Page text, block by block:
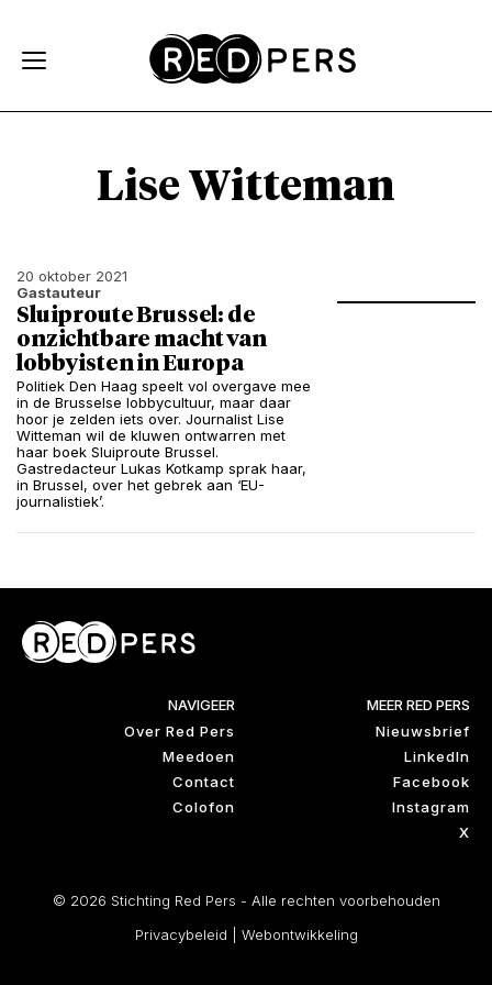
Lise Witteman
20 oktober 2021
Gastauteur
Sluiproute Brussel: de
onzichtbare macht van
lobbyisten in Europa
Politiek Den Haag speelt vol overgave mee
in de Brusselse lobbycultuur, maar daar
hoor je zelden iets over. Journalist Lise
Witteman wil de kluwen ontwarren met
haar boek Sluiproute Brussel.
Gastredacteur Lukas Kotkamp sprak haar,
in Brussel, over het gebrek aan ‘EU-
journalistiek’.
NAVIGEER
Over Red Pers
Meedoen
Contact
Colofon
MEER RED PERS
Nieuwsbrief
LinkedIn
Facebook
Instagram
X
© 2026 Stichting Red Pers - Alle rechten voorbehouden
Privacybeleid
Webontwikkeling